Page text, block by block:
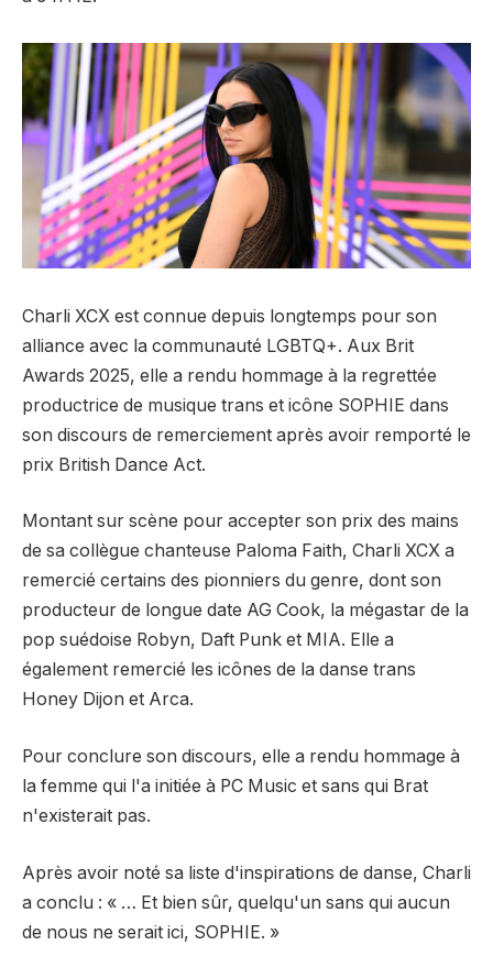
Charli XCX est connue depuis longtemps pour son
alliance avec la communauté LGBTQ+. Aux Brit
Awards 2025, elle a rendu hommage à la regrettée
productrice de musique trans et icône SOPHIE dans
son discours de remerciement après avoir remporté le
prix British Dance Act.
Montant sur scène pour accepter son prix des mains
de sa collègue chanteuse Paloma Faith, Charli XCX a
remercié certains des pionniers du genre, dont son
producteur de longue date AG Cook, la mégastar de la
pop suédoise Robyn, Daft Punk et MIA. Elle a
également remercié les icônes de la danse trans
Honey Dijon et Arca.
Pour conclure son discours, elle a rendu hommage à
la femme qui l'a initiée à PC Music et sans qui Brat
n'existerait pas.
Après avoir noté sa liste d'inspirations de danse, Charli
a conclu : « … Et bien sûr, quelqu'un sans qui aucun
de nous ne serait ici, SOPHIE. »